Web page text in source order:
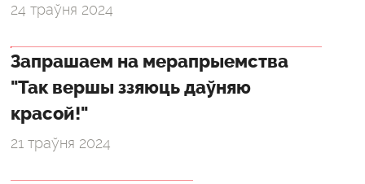
24 траўня 2024
Запрашаем на мерапрыемства
"Так вершы ззяюць даўняю
красой!"
21 траўня 2024